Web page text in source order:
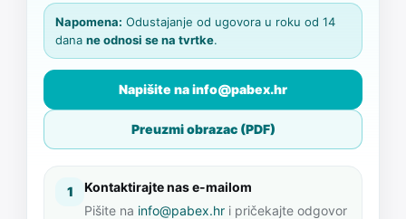
Napomena: Odustajanje od ugovora u roku od 14
dana ne odnosi se na tvrtke.
Napišite na info@pabex.hr
Preuzmi obrazac (PDF)
1
Kontaktirajte nas e-mailom
Pišite na info@pabex.hr i pričekajte odgovor